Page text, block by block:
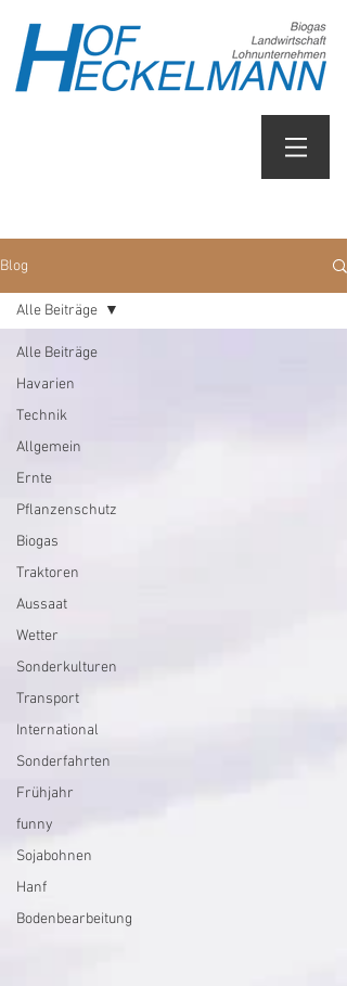
Blog
Alle Beiträge
Havarien
Technik
Allgemein
Ernte
Pflanzenschutz
Biogas
Traktoren
Aussaat
Wetter
Sonderkulturen
Transport
International
Sonderfahrten
Frühjahr
funny
Sojabohnen
Hanf
Bodenbearbeitung
Alle Beiträge